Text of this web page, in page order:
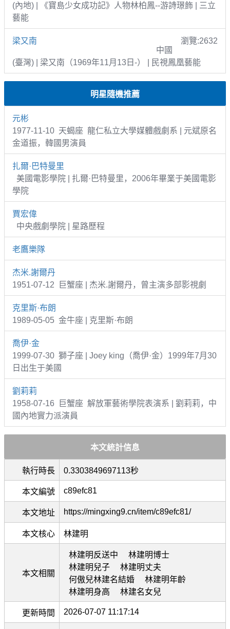
(內地) | 《寶島少女成功記》人物林柏鳳--游詩璟飾 | 三立
藝能
梁又南
瀏覽:2632
中國
(臺灣) | 梁又南（1969年11月13日-） | 民視鳳凰藝能
明星隨機推薦
元彬
1977-11-10 天蝎座 龍仁私立大學媒體戲劇系 | 元斌原名
金道振，韓國男演員
扎爾·巴特曼里
美國電影學院 | 扎爾·巴特曼里，2006年畢業于美國電影
學院
賈宏偉
中央戲劇學院 | 星路歷程
老鷹樂隊
杰米.謝爾丹
1951-07-12 巨蟹座 | 杰米.謝爾丹，曾主演多部影視劇
克里斯·布朗
1989-05-05 金牛座 | 克里斯·布朗
喬伊·金
1999-07-30 獅子座 | Joey king（喬伊·金）1999年7月30
日出生于美國
劉莉莉
1958-07-16 巨蟹座 解放軍藝術學院表演系 | 劉莉莉，中
國內地實力派演員
本文統計信息
執行時長 0.3303849697113秒
本文編號 c89efc81
本文地址 https://mingxing9.cn/item/c89efc81/
本文核心 林建明
本文相關
林建明反送中
林建明博士
林建明兒子
林建明丈夫
何傲兒林建名結婚
林建明年齡
林建明身高
林建名女兒
更新時間 2026-07-07 11:17:14